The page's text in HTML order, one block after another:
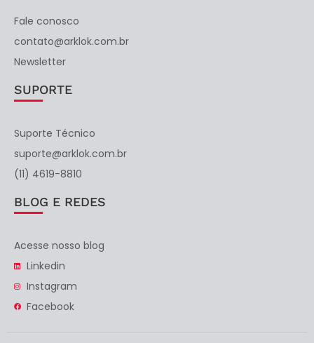
Fale conosco
contato@arklok.com.br
Newsletter
SUPORTE
Suporte Técnico
suporte@arklok.com.br
(11) 4619-8810
BLOG E REDES
Acesse nosso blog
Linkedin
Instagram
Facebook